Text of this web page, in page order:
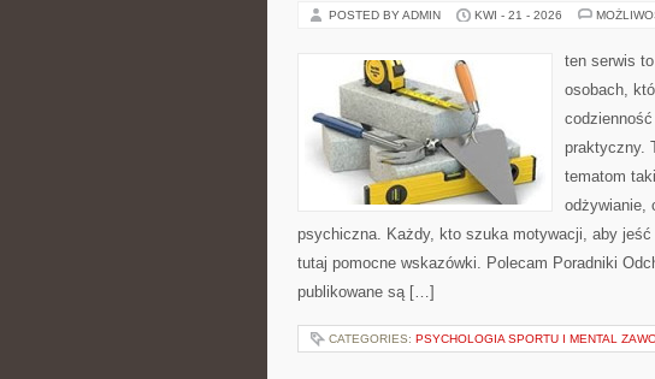
POSTED BY ADMIN KWI - 21 - 2026
ten serwis
osobach,
praktyczny.
tematom
odżywianie,
psychiczna. Każdy, kto szuka motywacji, aby
tutaj pomocne wskazówki. Polecam Poradniki
publikowane są […]
CATEGORIES: PSYCHOLOGIA SPORTU I MENTAL